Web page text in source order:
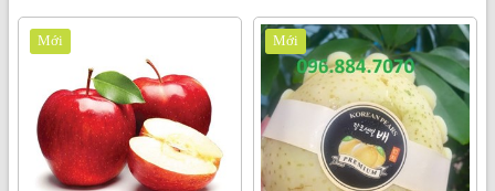
Mới Mới